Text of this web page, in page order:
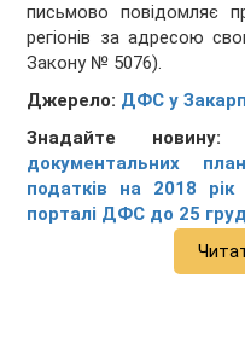
письмово повідомляє
регіонів за адресою
Закону № 5076).
Джерело: ДФС у
Знадайте новину:
документальних
податків на 2018
порталі ДФС до 25